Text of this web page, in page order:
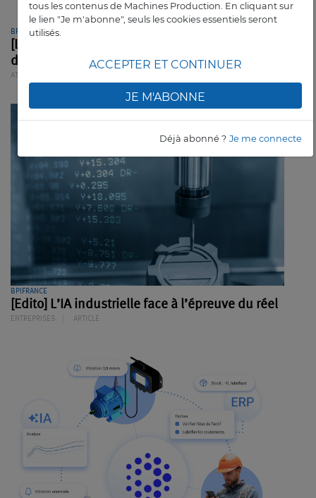
tous les contenus de Machines Production. En cliquant sur
le lien "Je m'abonne", seuls les cookies essentiels seront
utilisés.
ACCEPTER ET CONTINUER
JE M'ABONNE
Déjà abonné ? Je me connecte
BPIFRANCE
[Livre] Un guide pour bien structurer sa
démarche IA
ATELIER
BPIFRANCE
[Edito] L’IA industrielle face à l’épreuve du réel
ENTREPRISES ARTICLE